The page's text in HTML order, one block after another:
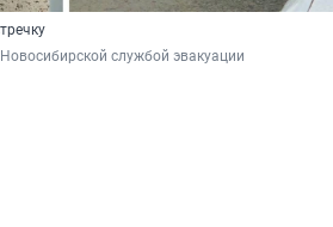
службой эвакуации